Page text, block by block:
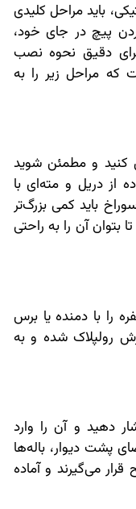
باید مراحل کلیدی
پیچ در جای خود،
دقیق نحوه نصب
که مراحل زیر را به
و مطمئن شوید
از دریل و مته‌ای با
باید کمی بزرگ‌تر
بتوان آن را به راحتی
را با دمنده یا برس
رولپلاک شده و به
دهید و آن را وارد
پشت دیوار، باله‌ها
می‌گیرند و آماده